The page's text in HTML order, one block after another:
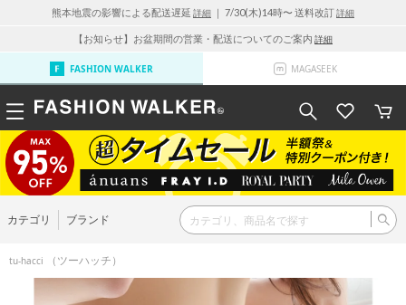
熊本地震の影響による配送遅延 詳細 ｜ 7/30(木)14時〜 送料改訂詳細
【お知らせ】お盆期間の営業・配送についてのご案内 詳細
FASHION WALKER MAGASEEK
カテゴリ ブランド
tu-hacci （ツーハッチ）